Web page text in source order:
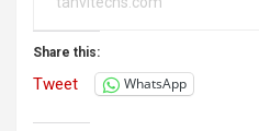
Share this:
Tweet WhatsApp